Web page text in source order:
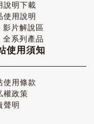
說明下載
使用說明
影片解說區
全系列產品
使用須知
使用條款
權政策
聲明